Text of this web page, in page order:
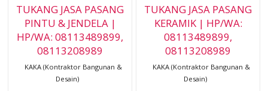
TUKANG JASA PASANG
PINTU & JENDELA |
HP/WA: 08113489899,
08113208989
KAKA (Kontraktor Bangunan &
Desain)
TUKANG JASA PASANG
KERAMIK | HP/WA:
08113489899,
08113208989
KAKA (Kontraktor Bangunan &
Desain)